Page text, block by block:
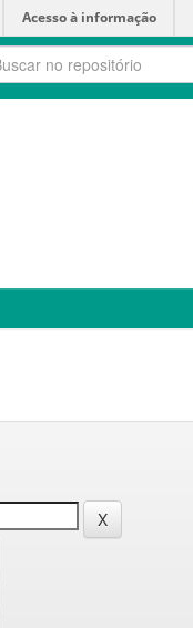
Acesso à informação